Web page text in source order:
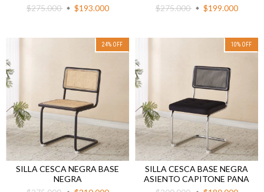
$275.000
$193.000
$275.000
$199.000
24% OFF
SILLA CESCA NEGRA BASE
NEGRA
10% OFF
SILLA CESCA BASE NEGRA
ASIENTO CAPITONE PANA